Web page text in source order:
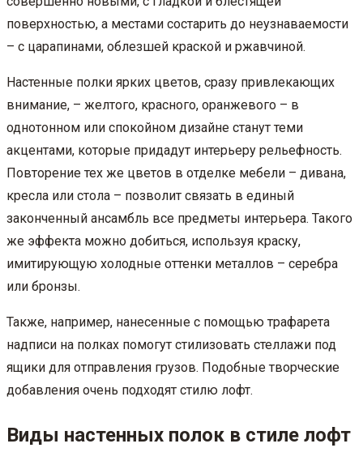
поверхностью, а местами состарить до неузнаваемости
– с царапинами, облезшей краской и ржавчиной.
Настенные полки ярких цветов, сразу привлекающих
внимание, – желтого, красного, оранжевого – в
однотонном или спокойном дизайне станут теми
акцентами, которые придадут интерьеру рельефность.
Повторение тех же цветов в отделке мебели – дивана,
кресла или стола – позволит связать в единый
законченный ансамбль все предметы интерьера. Такого
же эффекта можно добиться, используя краску,
имитирующую холодные оттенки металлов – серебра
или бронзы.
Также, например, нанесенные с помощью трафарета
надписи на полках помогут стилизовать стеллажи под
ящики для отправления грузов. Подобные творческие
добавления очень подходят стилю лофт.
Виды настенных полок в стиле лофт